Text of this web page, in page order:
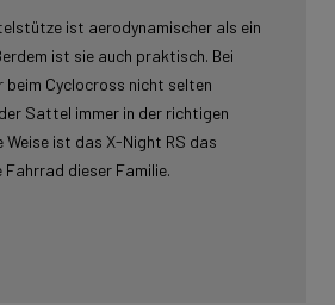
ist aerodynamischer als ein
ist sie auch praktisch. Bei
beim Cyclocross nicht selten
Sattel immer in der richtigen
Weise ist das X-Night RS das
dieser Familie.